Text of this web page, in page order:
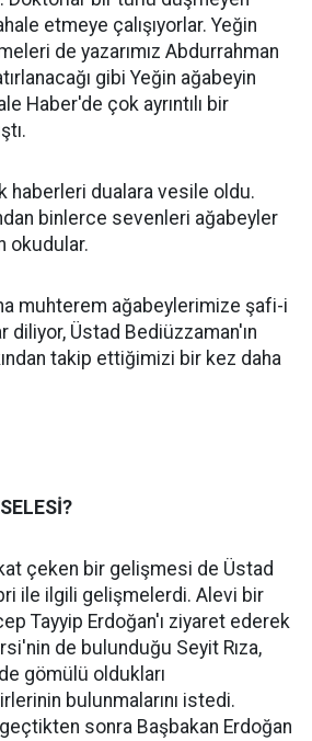
etmeye çalışıyorlar. Yeğin
de yazarımız Abdurrahman
gibi Yeğin ağabeyin
Haber'de çok ayrıntılı bir
haberleri dualara vesile oldu.
binlerce sevenleri ağabeyler
okudular.
muhterem ağabeylerimize şafi-i
diliyor, Üstad Bediüzzaman'ın
takip ettiğimizi bir kez daha
çeken bir gelişmesi de Üstad
ile ilgili gelişmelerdi. Alevi bir
Tayyip Erdoğan'ı ziyaret ederek
de bulunduğu Seyit Rıza,
gömülü oldukları
bulunmalarını istedi.
sonra Başbakan Erdoğan